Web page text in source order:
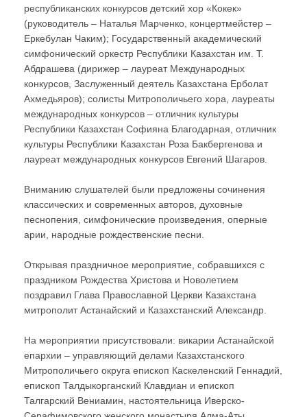
республиканских конкурсов детский хор «Кокек»
(руководитель – Наталья Марченко, концертмейстер –
Еркебулан Чаким); Государственный академический
симфонический оркестр Республики Казахстан им. Т.
Абдрашева (дирижер – лауреат Международных
конкурсов, Заслуженный деятель Казахстана Ерболат
Ахмедьяров); солисты Митрополичьего хора, лауреаты
международных конкурсов – отличник культуры
Республики Казахстан Софияна Благодарная, отличник
культуры Республики Казахстан Роза Бакбергенова и
лауреат международных конкурсов Евгений Шагаров.
Вниманию слушателей были предложены сочинения
классических и современных авторов, духовные
песнопения, симфонические произведения, оперные
арии, народные рождественские песни.
Открывая праздничное мероприятие, собравшихся с
праздником Рождества Христова и Новолетием
поздравил Глава Православной Церкви Казахстана
митрополит Астанайский и Казахстанский Александр.
На мероприятии присутствовали: викарии Астанайской
епархии – управляющий делами Казахстанского
Митрополичьего округа епископ Каскеленский Геннадий,
епископ Талдыкорганский Клавдиан и епископ
Талгарский Вениамин, настоятельница Иверско-